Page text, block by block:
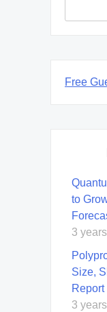
Free
to
3
Size,
3